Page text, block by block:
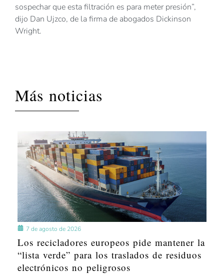
sospechar que esta filtración es para meter presión”,
dijo Dan Ujzco, de la firma de abogados Dickinson
Wright.
Más noticias
7 de agosto de 2026
Los recicladores europeos pide mantener la
“lista verde” para los traslados de residuos
electrónicos no peligrosos